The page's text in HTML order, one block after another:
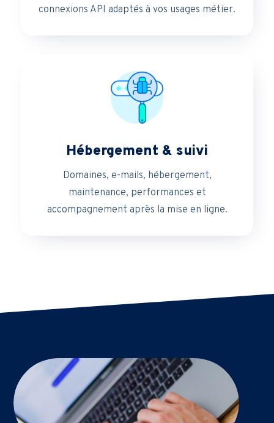
connexions API adaptés à vos usages métier.
Hébergement & suivi
Domaines, e-mails, hébergement,
maintenance, performances et
accompagnement après la mise en ligne.